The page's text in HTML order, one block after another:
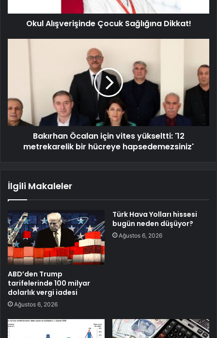
Okul Alışverişinde Çocuk Sağlığına Dikkat!
Bakırhan Öcalan için vites yükseltti: '12
metrekarelik bir hücreye hapsedemezsiniz'
İlgili Makaleler
ABD’den Trump
tarifelerinde 100 milyar
dolarlık vergi iadesi
Ağustos 6, 2026
Türk Hava Yolları hissesi
bugün neden düşüyor?
Ağustos 6, 2026